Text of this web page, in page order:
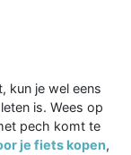
kun je wel eens
is. Wees op
pech komt te
je fiets kopen,